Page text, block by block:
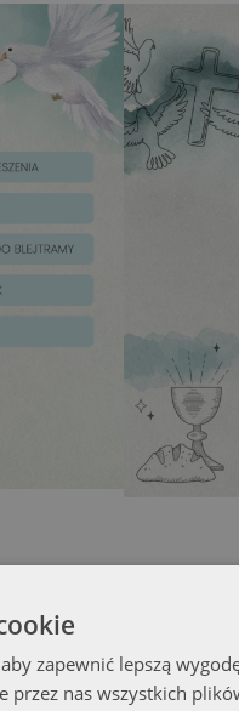
zapewnić lepszą
przez nas wszystkich